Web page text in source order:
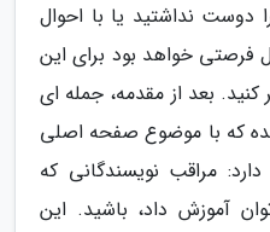
دوست نداشتید یا با احوال
فرصتی خواهد بود برای این
بعد از مقدمه، جمله ای
که با موضوع صفحه اصلی
مراقب نویسندگانی که
آموزش داد، باشید. این